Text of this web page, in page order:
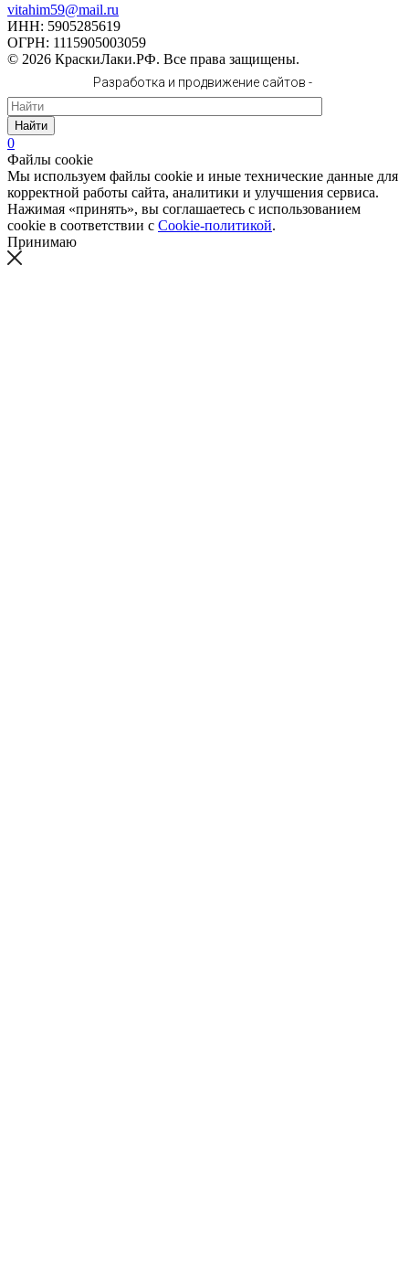
vitahim59@mail.ru
ИНН: 5905285619
ОГРН: 1115905003059
© 2026 КраскиЛаки.РФ. Все права защищены.
Разработка и продвижение сайтов -
Найти
0
Файлы cookie
Мы используем файлы cookie и иные технические данные для
корректной работы сайта, аналитики и улучшения сервиса.
Нажимая «принять», вы соглашаетесь с использованием
cookie в соответствии с Cookie-политикой.
Принимаю